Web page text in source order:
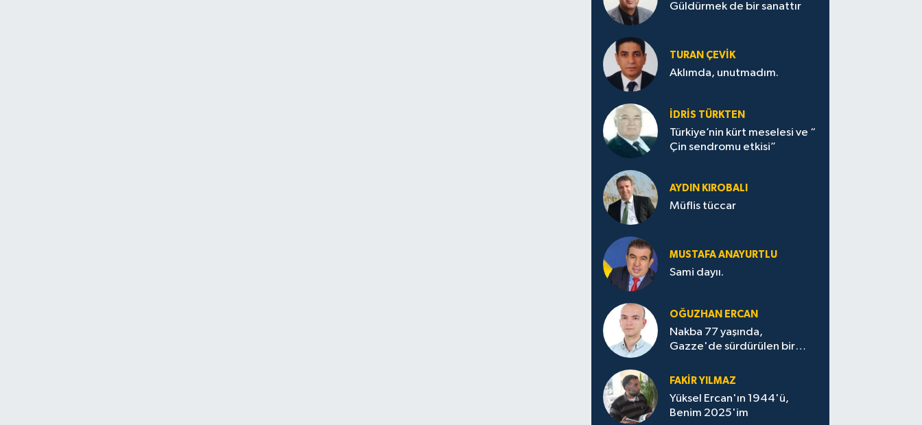
Güldürmek de bir sanattır
TURAN ÇEVİK
Aklımda, unutmadım.
İDRİS TÜRKTEN
Türkiye’nin kürt meselesi ve “
Çin sendromu etkisi”
AYDIN KIROBALI
Müflis tüccar
MUSTAFA ANAYURTLU
Sami dayıı.
OĞUZHAN ERCAN
Nakba 77 yaşında,
Gazze'de sürdürülen bir
FAKİR YILMAZ
Yüksel Ercan'ın 1944'ü,
Benim 2025'im